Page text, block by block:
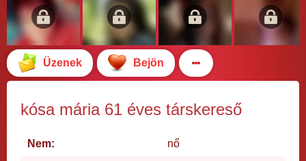
Üzenek Bejön
kósa mária 61 éves társkereső
Nem: nő